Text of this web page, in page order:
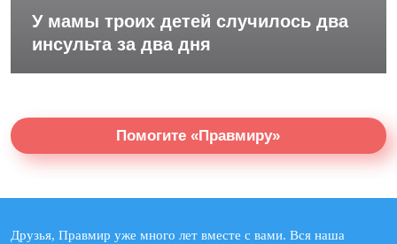
У мамы троих детей случилось два
инсульта за два дня
Помогите «Правмиру»
Друзья, Правмир уже много лет вместе с вами. Вся наша